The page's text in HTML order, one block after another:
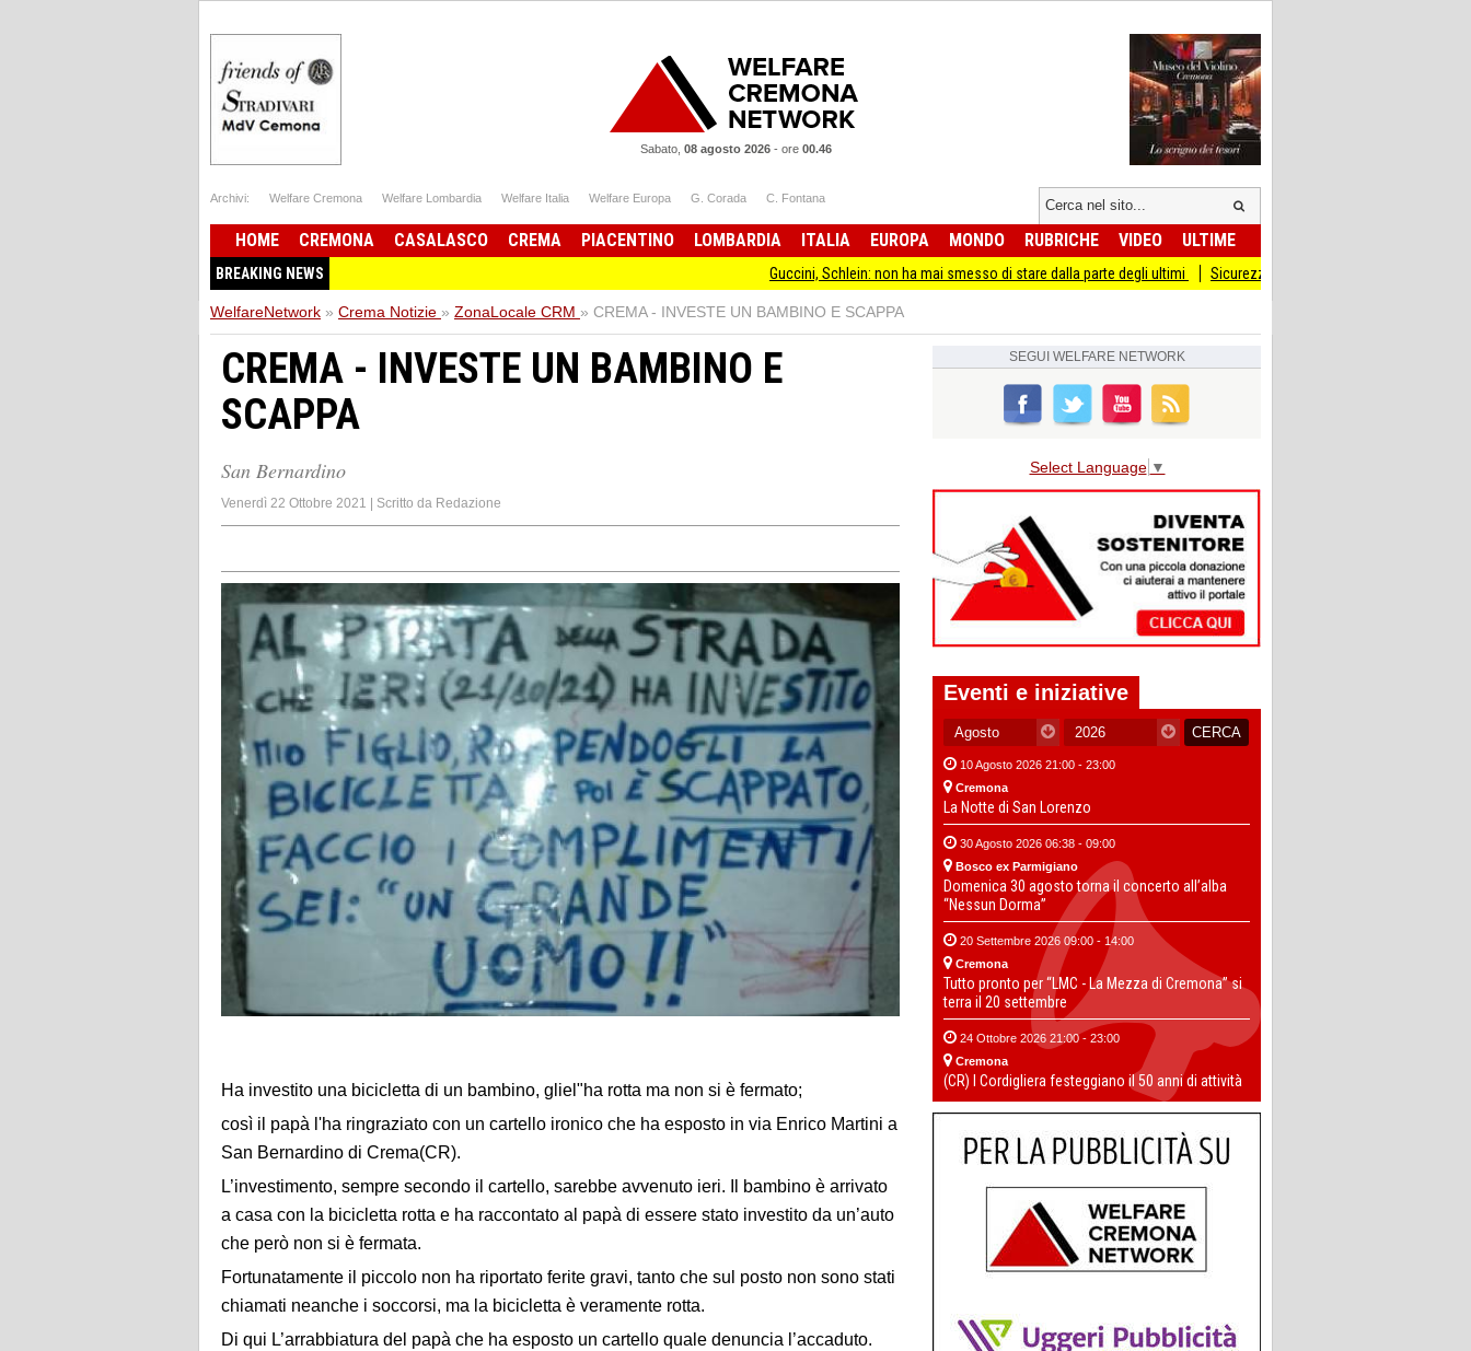
Sabato, 08 agosto 2026- ore 00.46
Archivi: Welfare Cremona Welfare Lombardia Welfare Italia Welfare Europa G. Corada C. Fontana
HOME CREMONA CASALASCO CREMA PIACENTINO LOMBARDIA ITALIA EUROPA MONDO RUBRICHE VIDEO ULTIME
BREAKING NEWS Guccini, Schlein: non ha mai smesso di stare dalla parte degli ultimi Sicurezza I Giovani Democratici ribattono ai Giovani
WelfareNetwork » Crema Notizie » ZonaLocale CRM » CREMA - INVESTE UN BAMBINO E SCAPPA
CREMA - INVESTE UN BAMBINO E
SCAPPA
San Bernardino
Venerdì 22 Ottobre 2021 | Scritto da Redazione
Ha investito una bicicletta di un bambino, gliel"ha rotta ma non si è fermato;
così il papà l'ha ringraziato con un cartello ironico che ha esposto in via Enrico Martini a
San Bernardino di Crema(CR).
L’investimento, sempre secondo il cartello, sarebbe avvenuto ieri. Il bambino è arrivato
a casa con la bicicletta rotta e ha raccontato al papà di essere stato investito da un’auto
che però non si è fermata.
Fortunatamente il piccolo non ha riportato ferite gravi, tanto che sul posto non sono stati
chiamati neanche i soccorsi, ma la bicicletta è veramente rotta.
Di qui L’arrabbiatura del papà che ha esposto un cartello quale denuncia l’accaduto.
SEGUI WELFARE NETWORK
Select Language ▼
Eventi e iniziative
10 Agosto 2026 21:00 - 23:00
Cremona
La Notte di San Lorenzo
30 Agosto 2026 06:38 - 09:00
Bosco ex Parmigiano
Domenica 30 agosto torna il concerto all’alba
“Nessun Dorma”
20 Settembre 2026 09:00 - 14:00
Cremona
Tutto pronto per “LMC - La Mezza di Cremona” si
terra il 20 settembre
24 Ottobre 2026 21:00 - 23:00
Cremona
(CR) I Cordigliera festeggiano il 50 anni di attività